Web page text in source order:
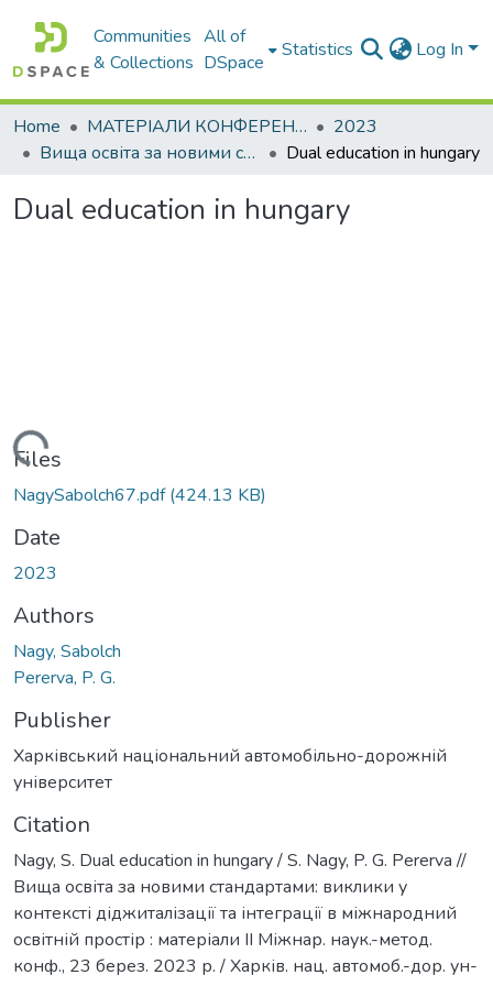
Communities
& Collections
All of
DSpace
Statistics Log In
Home МАТЕРІАЛИ КОНФЕРЕНЦІЙ
2023
Вища освіта за новими стандартами: виклики у контексті діджиталізації та інтеграції в міжнародний освітній простір
Dual education in hungary
Dual education in hungary
Loading...
Files
NagySabolch67.pdf(424.13 KB)
Date
2023
Authors
Nagy, Sabolch
Pererva, P. G.
Publisher
Харківський національний автомобільно-дорожній
університет
Citation
Nagy, S. Dual education in hungary / S. Nagy, P. G. Pererva //
Вища освіта за новими стандартами: виклики у
контексті діджиталізації та інтеграції в міжнародний
освітній простір : матеріали ІІ Міжнар. наук.-метод.
конф., 23 берез. 2023 р. / Харків. нац. автомоб.-дор. ун-